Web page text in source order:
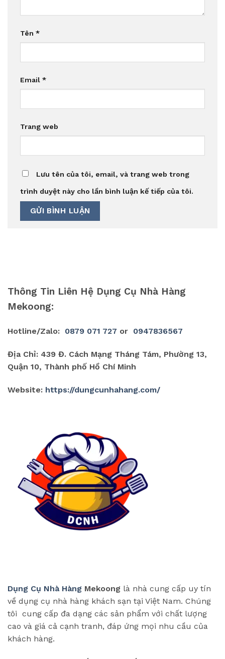
Tên *
Email *
Trang web
Lưu tên của tôi, email, và trang web trong
trình duyệt này cho lần bình luận kế tiếp của tôi.
Thông Tin Liên Hệ Dụng Cụ Nhà Hàng
Mekoong:
Hotline/Zalo: 0879 071 727 or 0947836567
Địa Chỉ: 439 Đ. Cách Mạng Tháng Tám, Phường 13,
Quận 10, Thành phố Hồ Chí Minh
Website: https://dungcunhahang.com/
Dụng Cụ Nhà Hàng Mekoong là nhà cung cấp uy tín
về dụng cụ nhà hàng khách sạn tại Việt Nam. Chúng
tôi cung cấp đa dạng các sản phẩm với chất lượng
cao và giá cả cạnh tranh, đáp ứng mọi nhu cầu của
khách hàng.